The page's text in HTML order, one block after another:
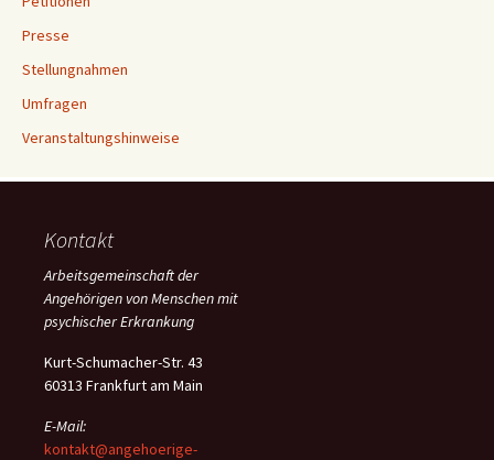
Presse
Stellungnahmen
Umfragen
Veranstaltungshinweise
Kontakt
Arbeitsgemeinschaft der
Angehörigen von Menschen mit
psychischer Erkrankung
Kurt-Schumacher-Str. 43
60313 Frankfurt am Main
E-Mail:
kontakt@angehoerige-